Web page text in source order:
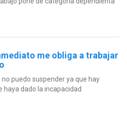
me obliga a trabajar
no puedo suspender ya que hay
haya dado la incapacidad